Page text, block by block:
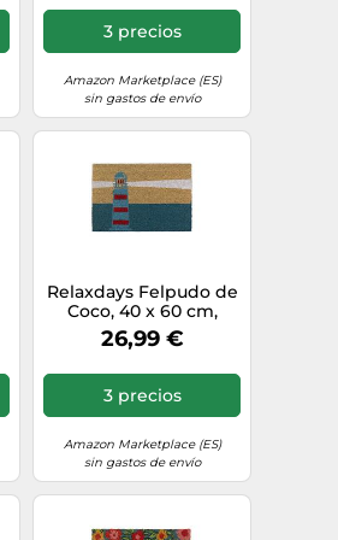
Multicolor, 60 x 40 cm
3 precios
Amazon Marketplace (ES)
sin gastos de envío
Relaxdays Felpudo de
Coco, 40 x 60 cm,
diseño de Faro de
Coco, Antideslizante,
para Interior y
Exterior, Multicolor, 1
Pieza
26,99 €
3 precios
Amazon Marketplace (ES)
sin gastos de envío